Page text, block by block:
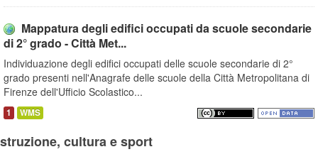
Mappatura degli edifici occupati da scuole secondarie
di 2° grado - Città Met...
Individuazione degli edifici occupati delle scuole secondarie di 2°
grado presenti nell'Anagrafe delle scuole della Città Metropolitana di
Firenze dell'Ufficio Scolastico...
1 WMS
cultura e sport